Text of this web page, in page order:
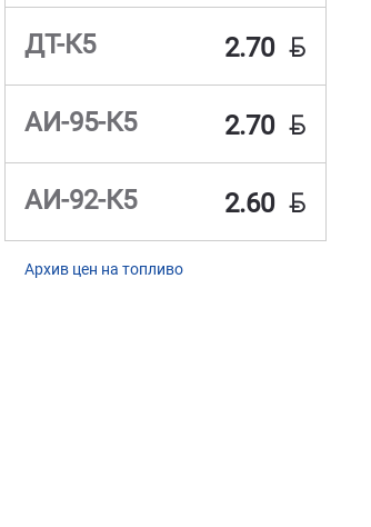
ДТ-К5 2.70 BYN
АИ-95-К5 2.70 BYN
АИ-92-К5 2.60 BYN
Архив цен на топливо